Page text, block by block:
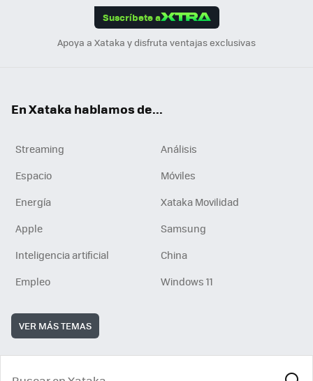
Suscríbete a
Apoya a Xataka y disfruta ventajas exclusivas
En Xataka hablamos de...
Streaming
Análisis
Espacio
Móviles
Energía
Xataka Movilidad
Apple
Samsung
Inteligencia artificial
China
Empleo
Windows 11
VER MÁS TEMAS